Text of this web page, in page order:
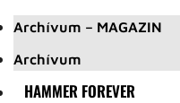
Archívum – MAGAZIN
Archívum
HAMMER FOREVER